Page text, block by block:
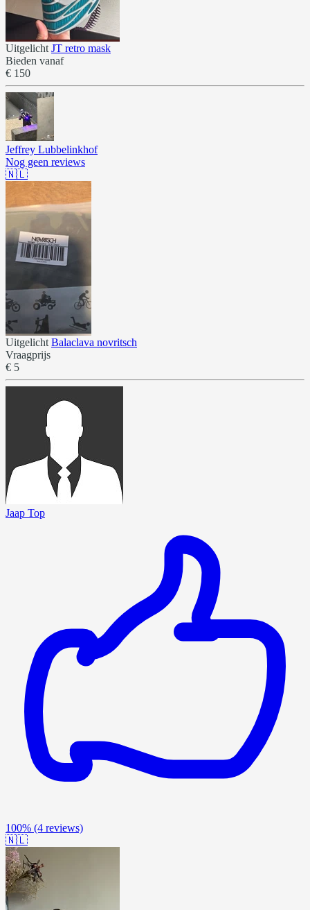
Uitgelicht JT retro mask
Bieden vanaf
€ 150
Jeffrey Lubbelinkhof
Nog geen reviews
🇳🇱
Uitgelicht Balaclava novritsch
Vraagprijs
€ 5
Jaap Top
100% (4 reviews)
🇳🇱